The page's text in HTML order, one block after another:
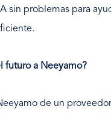
sin problemas para
futuro a Neeyamo?
de un